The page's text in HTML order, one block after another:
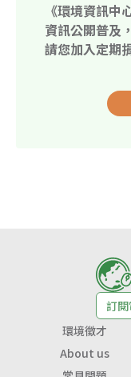
《環境資訊中
資訊公開普及
請您加入定期
訂
環境徵才
About us